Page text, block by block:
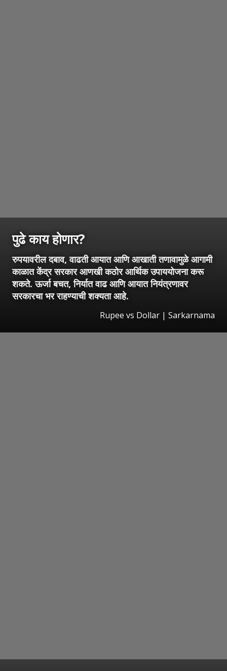
पुढे काय होणार?
रुपयावरील दबाव, वाढती आयात आणि आखाती तणावामुळे आगामी
काळात केंद्र सरकार आणखी कठोर आर्थिक उपाययोजना करू
शकते. ऊर्जा बचत, निर्यात वाढ आणि आयात नियंत्रणावर
सरकारचा भर राहण्याची शक्यता आहे.
Rupee vs Dollar | Sarkarnama